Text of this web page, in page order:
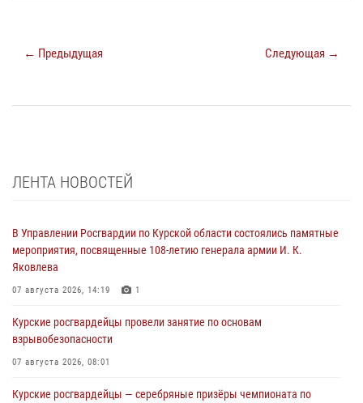
← Предыдущая Следующая →
ЛЕНТА НОВОСТЕЙ
В Управлении Росгвардии по Курской области состоялись памятные
мероприятия, посвященные 108-летию генерала армии И. К.
Яковлева
07 августа 2026, 14:19 1
Курские росгвардейцы провели занятие по основам
взрывобезопасности
07 августа 2026, 08:01
Курские росгвардейцы — серебряные призёры чемпионата по